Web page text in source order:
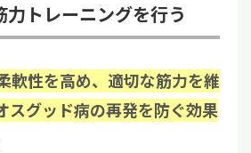
力トレーニングを行う
軟性を高め、適切な筋力を維
スグッド病の再発を防ぐ効果